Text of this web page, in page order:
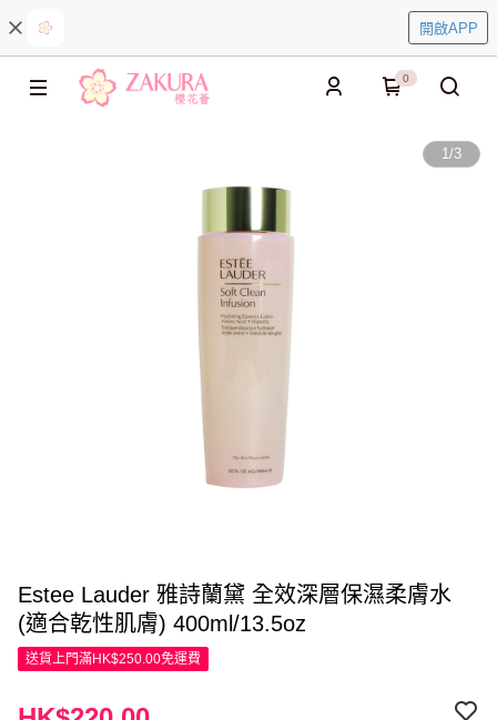
開啟APP
0
1/3
Estee Lauder 雅詩蘭黛 全效深層保濕柔膚水
(適合乾性肌膚) 400ml/13.5oz
送貨上門滿HK$250.00免運費